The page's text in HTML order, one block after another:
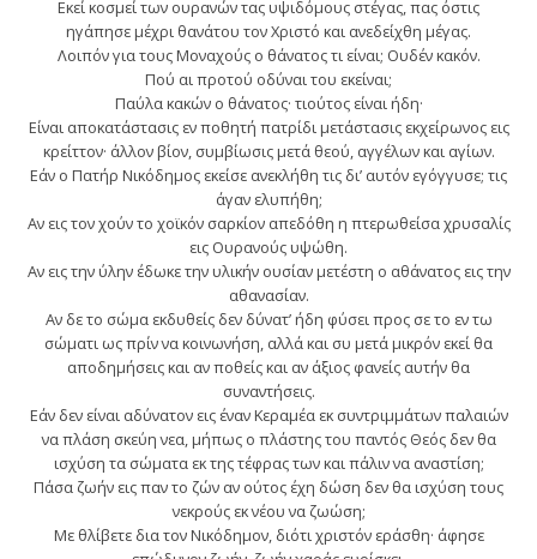
Εκεί κοσμεί των ουρανών τας υψιδόμους στέγας, πας όστις
ηγάπησε μέχρι θανάτου τον Χριστό και ανεδείχθη μέγας.
Λοιπόν για τους Μοναχούς ο θάνατος τι είναι; Ουδέν κακόν.
Πού αι προτού οδύναι του εκείναι;
Παύλα κακών ο θάνατος· τιούτος είναι ήδη·
Είναι αποκατάστασις εν ποθητή πατρίδι μετάστασις εκχείρωνος εις
κρείττον· άλλον βίον, συμβίωσις μετά θεού, αγγέλων και αγίων.
Εάν ο Πατήρ Νικόδημος εκείσε ανεκλήθη τις δι’ αυτόν εγόγγυσε; τις
άγαν ελυπήθη;
Αν εις τον χούν το χοϊκόν σαρκίον απεδόθη η πτερωθείσα χρυσαλίς
εις Ουρανούς υψώθη.
Αν εις την ύλην έδωκε την υλικήν ουσίαν μετέστη ο αθάνατος εις την
αθανασίαν.
Αν δε το σώμα εκδυθείς δεν δύνατ’ ήδη φύσει προς σε το εν τω
σώματι ως πρίν να κοινωνήση, αλλά και συ μετά μικρόν εκεί θα
αποδημήσεις και αν ποθείς και αν άξιος φανείς αυτήν θα
συναντήσεις.
Εάν δεν είναι αδύνατον εις έναν Κεραμέα εκ συντριμμάτων παλαιών
να πλάση σκεύη νεα, μήπως ο πλάστης του παντός Θεός δεν θα
ισχύση τα σώματα εκ της τέφρας των και πάλιν να αναστίση;
Πάσα ζωήν εις παν το ζών αν ούτος έχη δώση δεν θα ισχύση τους
νεκρούς εκ νέου να ζωώση;
Με θλίβετε δια τον Νικόδημον, διότι χριστόν εράσθη· άφησε